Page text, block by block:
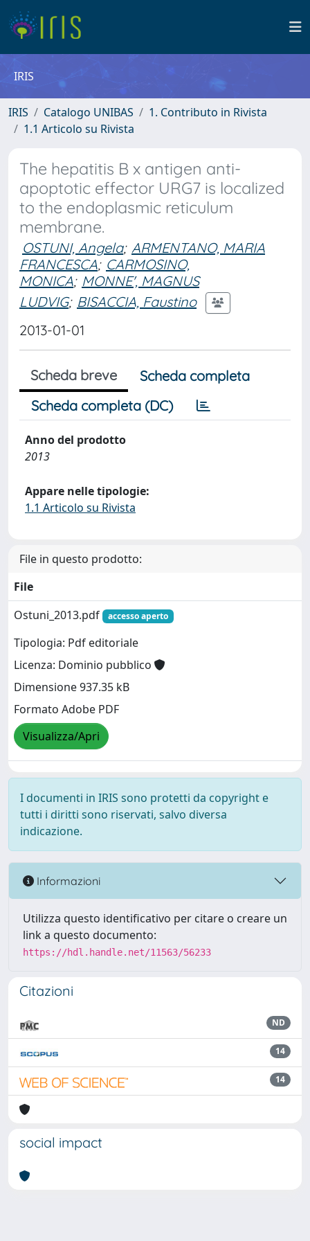
IRIS
IRIS Catalogo UNIBAS
1. Contributo in Rivista
1.1 Articolo su Rivista
The hepatitis B x antigen anti-
apoptotic effector URG7 is localized
to the endoplasmic reticulum
membrane.
OSTUNI, Angela; ARMENTANO, MARIA
FRANCESCA; CARMOSINO,
MONICA; MONNE', MAGNUS
LUDVIG; BISACCIA, Faustino
2013-01-01
Scheda breve
Scheda completa
Scheda completa (DC)
Anno del prodotto
2013
Appare nelle tipologie:
1.1 Articolo su Rivista
File in questo prodotto:
File
Ostuni_2013.pdf
accesso aperto
Tipologia: Pdf editoriale
Licenza: Dominio pubblico
Dimensione 937.35 kB
Formato Adobe PDF
Visualizza/Apri
I documenti in IRIS sono protetti da copyright e
tutti i diritti sono riservati, salvo diversa
indicazione.
Informazioni
Utilizza questo identificativo per citare o creare un
link a questo documento:
https://hdl.handle.net/11563/56233
Citazioni
ND
14
14
social impact